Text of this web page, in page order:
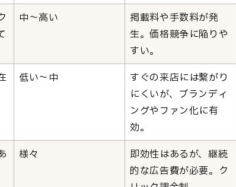
中～高い
掲載料や手数料が発
生。価格競争に陥りや
すい。
低い～中
すぐの来店には繋がり
にくいが、ブランディ
ングやファン化に有
効。
様々
即効性はあるが、継続
的な広告費が必要。ク